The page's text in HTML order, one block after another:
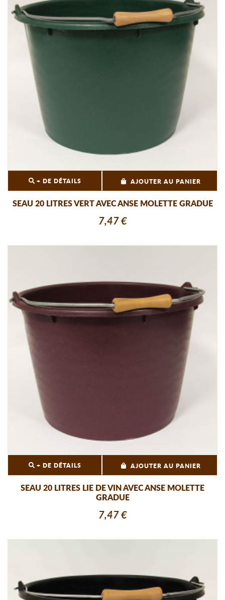
+ DE DÉTAILS AJOUTER AU PANIER
SEAU 20 LITRES VERT AVEC ANSE MOLETTE GRADUE
7,47 €
+ DE DÉTAILS AJOUTER AU PANIER
SEAU 20 LITRES LIE DE VIN AVEC ANSE MOLETTE
GRADUE
7,47 €